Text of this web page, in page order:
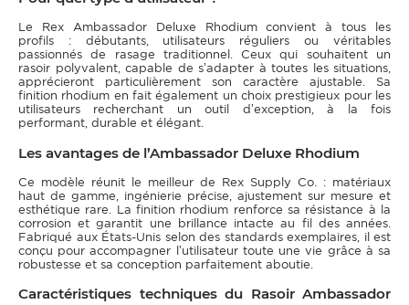
Le Rex Ambassador Deluxe Rhodium convient à tous les
profils : débutants, utilisateurs réguliers ou véritables
passionnés de rasage traditionnel. Ceux qui souhaitent un
rasoir polyvalent, capable de s’adapter à toutes les situations,
apprécieront particulièrement son caractère ajustable. Sa
finition rhodium en fait également un choix prestigieux pour les
utilisateurs recherchant un outil d’exception, à la fois
performant, durable et élégant.
Les avantages de l’Ambassador Deluxe Rhodium
Ce modèle réunit le meilleur de Rex Supply Co. : matériaux
haut de gamme, ingénierie précise, ajustement sur mesure et
esthétique rare. La finition rhodium renforce sa résistance à la
corrosion et garantit une brillance intacte au fil des années.
Fabriqué aux États-Unis selon des standards exemplaires, il est
conçu pour accompagner l’utilisateur toute une vie grâce à sa
robustesse et sa conception parfaitement aboutie.
Caractéristiques techniques du Rasoir Ambassador